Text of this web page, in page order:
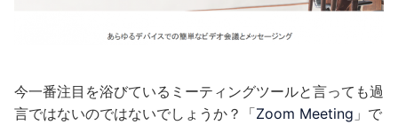
今一番注目を浴びているミーティングツールと言っても過
言ではないのではないでしょうか？「Zoom Meeting 」で